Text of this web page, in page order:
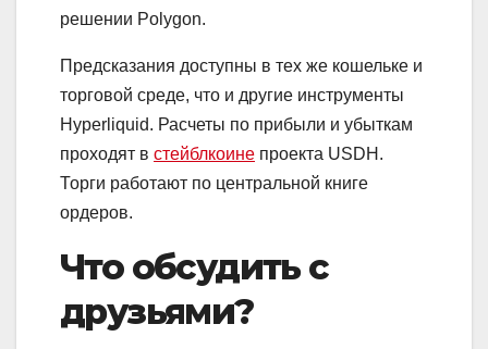
решении Polygon.
Предсказания доступны в тех же кошельке и
торговой среде, что и другие инструменты
Hyperliquid. Расчеты по прибыли и убыткам
проходят в стейблкоине проекта USDH.
Торги работают по центральной книге
ордеров.
Что обсудить с
друзьями?